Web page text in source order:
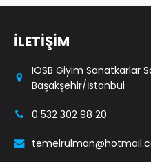
İLETİŞİM
IOSB Giyim Sanatkarlar
Başakşehir/İstanbul
0 532 302 98 20